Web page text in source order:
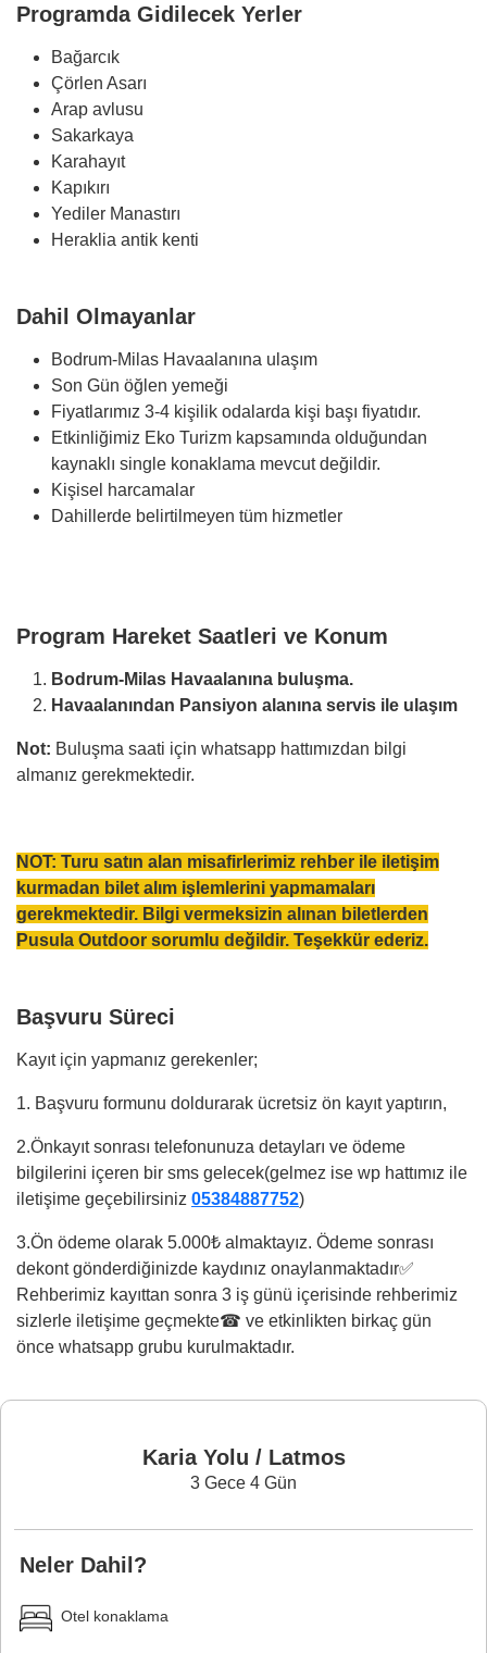
Programda Gidilecek Yerler
Bağarcık
Çörlen Asarı
Arap avlusu
Sakarkaya
Karahayıt
Kapıkırı
Yediler Manastırı
Heraklia antik kenti
Dahil Olmayanlar
Bodrum-Milas Havaalanına ulaşım
Son Gün öğlen yemeği
Fiyatlarımız 3-4 kişilik odalarda kişi başı fiyatıdır.
Etkinliğimiz Eko Turizm kapsamında olduğundan
kaynaklı single konaklama mevcut değildir.
Kişisel harcamalar
Dahillerde belirtilmeyen tüm hizmetler
Program Hareket Saatleri ve Konum
Bodrum-Milas Havaalanına buluşma.
Havaalanından Pansiyon alanına servis ile ulaşım
Not: Buluşma saati için whatsapp hattımızdan bilgi
almanız gerekmektedir.
NOT: Turu satın alan misafirlerimiz rehber ile iletişim
kurmadan bilet alım işlemlerini yapmamaları
gerekmektedir. Bilgi vermeksizin alınan biletlerden
Pusula Outdoor sorumlu değildir. Teşekkür ederiz.
Başvuru Süreci
Kayıt için yapmanız gerekenler;
1. Başvuru formunu doldurarak ücretsiz ön kayıt yaptırın,
2.Önkayıt sonrası telefonunuza detayları ve ödeme
bilgilerini içeren bir sms gelecek(gelmez ise wp hattımız ile
iletişime geçebilirsiniz 05384887752)
3.⁠Ön ödeme olarak 5.000₺ almaktayız. Ödeme sonrası
dekont gönderdiğinizde kaydınız onaylanmaktadır✅
Rehberimiz kayıttan sonra 3 iş günü içerisinde rehberimiz
sizlerle iletişime geçmekte☎ ve etkinlikten birkaç gün
önce whatsapp grubu kurulmaktadır.
Karia Yolu / Latmos
3 Gece 4 Gün
Neler Dahil?
Otel konaklama